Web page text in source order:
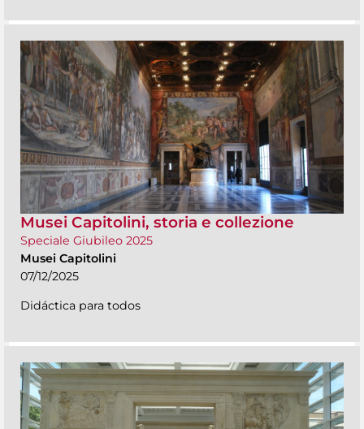
Musei Capitolini, storia e collezione
Speciale Giubileo 2025
Musei Capitolini
07/12/2025
Didáctica para todos